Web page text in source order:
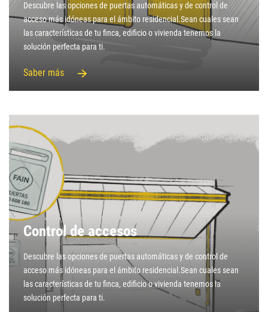
Descubre las opciones de puertas automáticas y de control de
acceso más idóneas para el ámbito residencial.Sean cuales sean
las características de tu finca, edificio o vivienda tenemos la
solución perfecta para ti.
Saber más
Control de accesos
Descubre las opciones de puertas automáticas y de control de
acceso más idóneas para el ámbito residencial.Sean cuales sean
las características de tu finca, edificio o vivienda tenemos la
solución perfecta para ti.